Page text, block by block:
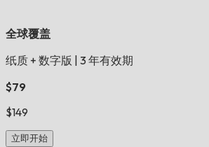
全球覆盖
纸质 + 数字版
3 年有效期
$79
$149
立即开始